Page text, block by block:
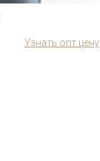
Узнать опт цену